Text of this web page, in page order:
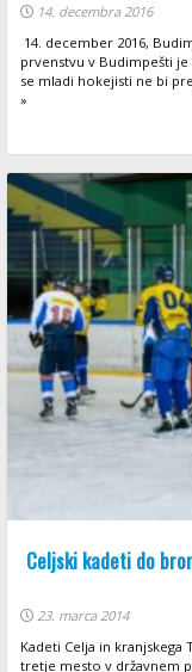
14. decembra 2016
14. december 2016,
prvenstvu v Budimpešti
se mladi hokejisti ne bi
»
Celjski kadeti do
23. marca 2014
Kadeti Celja in
tretje mesto v državnem